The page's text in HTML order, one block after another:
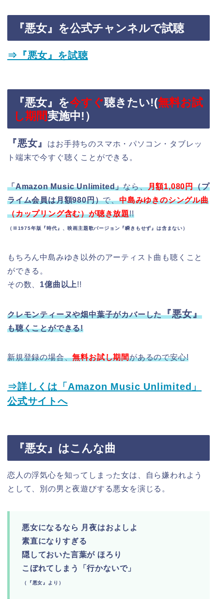
『悪女』を公式チャンネルで試聴
⇒『悪女』を試聴
『悪女』を今すぐ聴きたい!(無料お試
し期間実施中!）
『悪女』
はお手持ちのスマホ・パソコン・タブレッ
ト端末で今すぐ聴くことができる。
「Amazon Music Unlimited」なら、月額1,080円（プ
ライム会員は月額980円）で、中島みゆきのシングル曲
（カップリング含む）が聴き放題!!
（※1975年版『時代』、映画主題歌バージョン『瞬きもせず』は含まない）
もちろん中島みゆき以外のアーティスト曲も聴くこと
ができる。
その数、 1億曲以上!!
クレモンティーヌや畑中葉子がカバーした『悪女』
も聴くことができる!
新規登録の場合、無料お試し期間があるので安心!
⇒詳しくは「Amazon Music Unlimited」
公式サイトへ
『悪女』はこんな曲
恋人の浮気心を知ってしまった女は、自ら嫌われよう
として、別の男と夜遊びする悪女を演じる。
悪女になるなら 月夜はおよしよ
素直になりすぎる
隠しておいた言葉が ほろり
こぼれてしまう「行かないで」
（『悪女』より）